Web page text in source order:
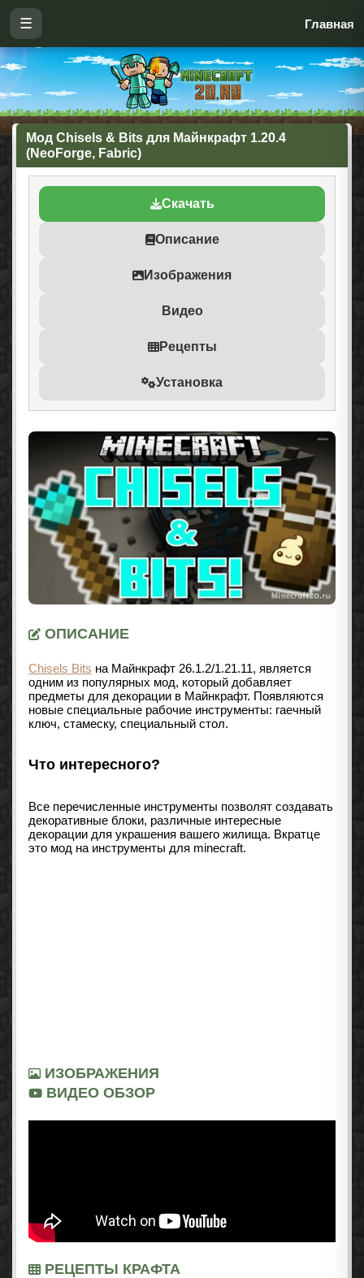
☰ Главная
Мод Chisels & Bits для Майнкрафт 1.20.4
(NeoForge, Fabric)
Скачать
Описание
Изображения
Видео
Рецепты
Установка
ОПИСАНИЕ
Chisels Bits на Майнкрафт 26.1.2/1.21.11, является
одним из популярных мод, который добавляет
предметы для декорации в Майнкрафт. Появляются
новые специальные рабочие инструменты: гаечный
ключ, стамеску, специальный стол.
Что интересного?
Все перечисленные инструменты позволят создавать
декоративные блоки, различные интересные
декорации для украшения вашего жилища. Вкратце
это мод на инструменты для minecraft.
ИЗОБРАЖЕНИЯ
ВИДЕО ОБЗОР
РЕЦЕПТЫ КРАФТА